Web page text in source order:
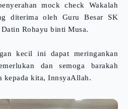
mock check Wakalah
diterima oleh Guru Besar SK
Rohayu binti Musa.
kecil ini dapat meringankan
dan semoga barakah
kepada kita, InnsyaAllah.